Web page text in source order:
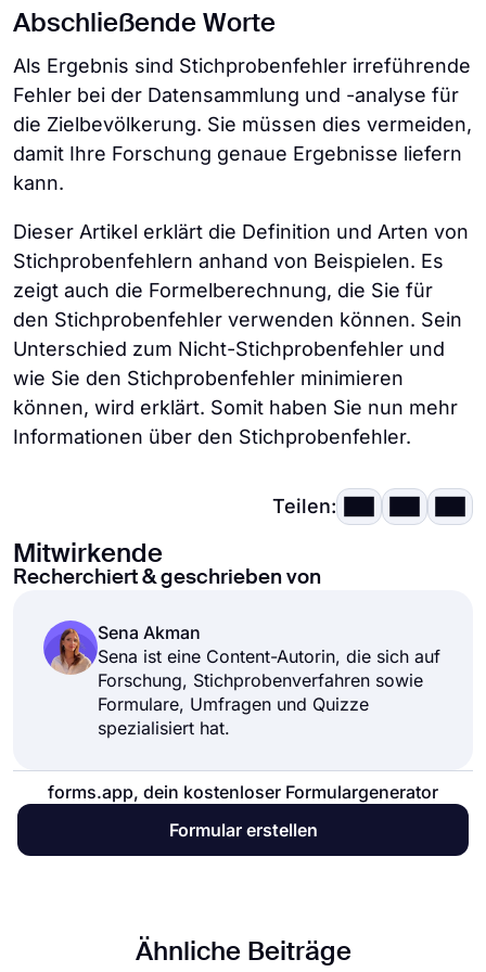
biologische statistische Analysen
er die Genauigkeit der Ergebnisse. Er führt
erneut abgetastet und bearbeitet werden
muss.
nur Folgendes beachten.
Halten Sie den Umfang der Stichprobe stets
groß
Vermeiden Sie homogene Gruppen und
wenden Sie kontrollierte Zufallsstichproben
Legen Sie Ihren Forschungsschwerpunkt
und den Stichprobenrahmen gut fest
Führen Sie Pilotstudien durch
Holen Sie sich die Hilfe von Statistikexperten
Stellen Sie sicher, dass die Untersuchung
Ganzen das Ergebnis einer oberflächlichen
Forschung und eines unerfahrenen
Forschers. Um diese Gründe näher zu
erläutern: Der Verlauf der Untersuchung
wird dem Zufall überlassen, die Zielgruppen
werden nicht geclustert oder die
Untersuchung wird ohne jegliche Methodik
und Aufzeichnung fortgesetzt,
Analysetechniken werden nicht
ordnungsgemäß angewandt, und es werden
falsche Daten erhoben.
Abschließende Worte
Als Ergebnis sind Stichprobenfehler irreführende
Fehler bei der Datensammlung und -analyse für
die Zielbevölkerung. Sie müssen dies vermeiden,
damit Ihre Forschung genaue Ergebnisse liefern
kann.
Dieser Artikel erklärt die Definition und Arten von
Stichprobenfehlern anhand von Beispielen. Es
zeigt auch die Formelberechnung, die Sie für
den Stichprobenfehler verwenden können. Sein
Unterschied zum Nicht-Stichprobenfehler und
wie Sie den Stichprobenfehler minimieren
können, wird erklärt. Somit haben Sie nun mehr
Informationen über den Stichprobenfehler.
Teilen:
Mitwirkende
Recherchiert & geschrieben von
Sena Akman
Sena ist eine Content-Autorin, die sich auf
Forschung, Stichprobenverfahren sowie
Formulare, Umfragen und Quizze
spezialisiert hat.
forms.app, dein kostenloser Formulargenerator
Formular erstellen
Ähnliche Beiträge